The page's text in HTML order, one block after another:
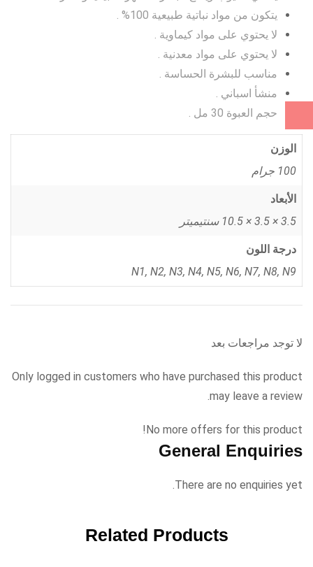
يتكون من مواد نباتية طبيعية 100% .
لا يحتوي على مواد كيماوية .
لا يحتوي على مواد معدنية .
مناسب للبشرة الحساسة .
منشأ اسباني .
حجم العبوة 30 مل .
الوزن
100 جرام
الأبعاد
3.5 × 3.5 × 10.5 سنتيميتر
درجة اللون
N1, N2, N3, N4, N5, N6, N7, N8, N9
لا توجد مراجعات بعد
Only logged in customers who have purchased this product
may leave a review.
No more offers for this product!
General Enquiries
There are no enquiries yet.
Related Products